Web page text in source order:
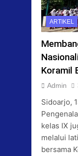
ARTIKEL
Koramil
Admin
Sidoarjo,
kelas IX
melalui
bersama